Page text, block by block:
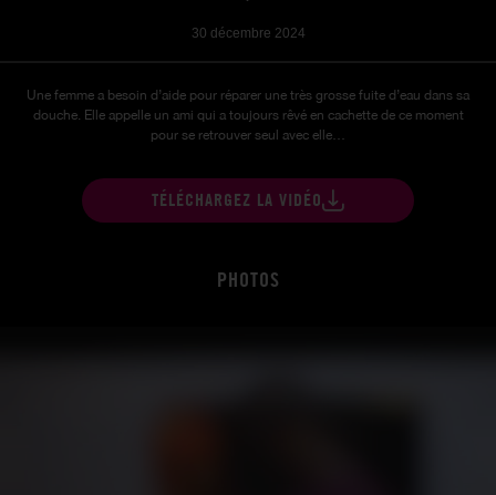
30 décembre 2024
Une femme a besoin d’aide pour réparer une très grosse fuite d’eau dans sa
douche. Elle appelle un ami qui a toujours rêvé en cachette de ce moment
pour se retrouver seul avec elle…
TÉLÉCHARGEZ LA VIDÉO
PHOTOS